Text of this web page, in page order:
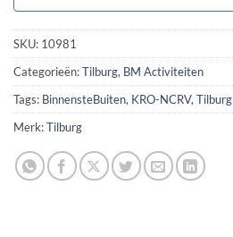
SKU: 10981
Categorieën:Tilburg, BM Activiteiten
Tags: BinnensteBuiten, KRO-NCRV, Tilburg
Merk:Tilburg